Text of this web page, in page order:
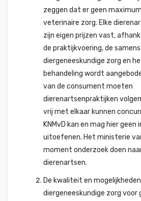
zeggen dat er geen
veterinaire zorg. Elke
zijn eigen prijzen vast,
de praktijkvoering, de
diergeneeskundige zorg en
behandeling wordt
van de consument moeten
dierenartsenpraktijken
vrij met elkaar kunnen
KNMvD kan en mag hier geen
uitoefenen. Het ministerie
moment onderzoek doen
dierenartsen.
De kwaliteit en
diergeneeskundige zorg voor